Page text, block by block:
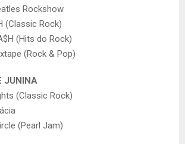
Rockshow
(Classic Rock)
(Hits do Rock)
(Rock & Pop)
JUNINA
(Classic Rock)
(Pearl Jam)